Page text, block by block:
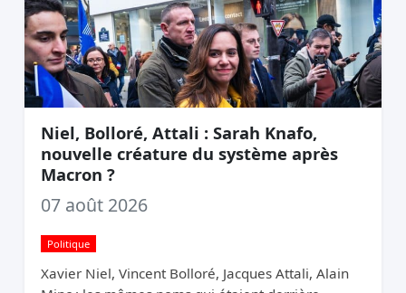
Niel, Bolloré, Attali : Sarah Knafo,
nouvelle créature du système après
Macron ?
07 août 2026
Politique
Xavier Niel, Vincent Bolloré, Jacques Attali, Alain